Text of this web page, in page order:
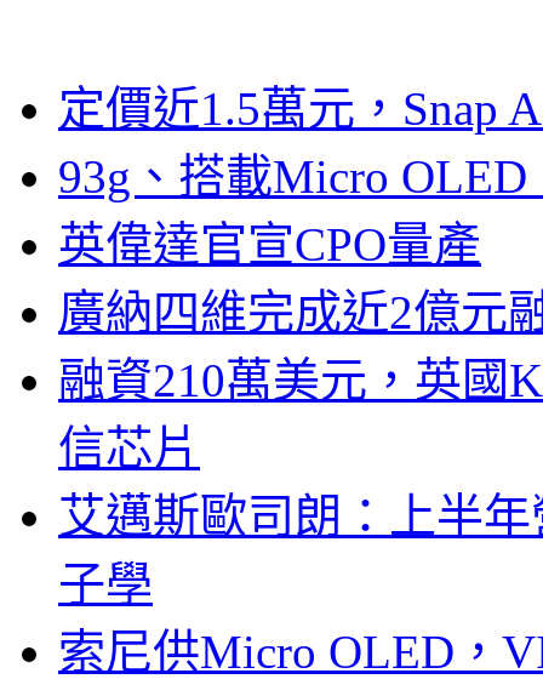
定價近1.5萬元，Snap
93g、搭載Micro
英偉達官宣CPO量產
廣納四維完成近2億元
融資210萬美元，英國
信芯片
艾邁斯歐司朗：上半
子學
索尼供Micro OLED，